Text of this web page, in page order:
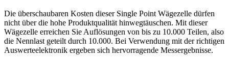
Die überschaubaren Kosten dieser Single Point Wägezelle dürfen
nicht über die hohe Produktqualität hinwegtäuschen. Mit dieser
Wägezelle erreichen Sie Auflösungen von bis zu 10.000 Teilen, also
die Nennlast geteilt durch 10.000. Bei Verwendung mit der richtigen
Auswerteelektronik ergeben sich hervorragende Messergebnisse.